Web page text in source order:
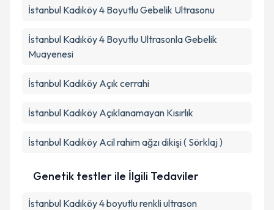
İstanbul Kadıköy 4 Boyutlu Gebelik Ultrasonu
İstanbul Kadıköy 4 Boyutlu Ultrasonla Gebelik
Muayenesi
İstanbul Kadıköy Açık cerrahi
İstanbul Kadıköy Açıklanamayan Kısırlık
İstanbul Kadıköy Acil rahim ağzı dikişi ( Sörklaj )
Genetik testler ile İlgili Tedaviler
İstanbul Kadıköy 4 boyutlu renkli ultrason